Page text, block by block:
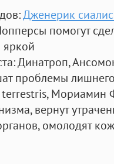
Дженерик
помогут
: Динатроп,
проблемы
Мориамин
вернут
омолодят